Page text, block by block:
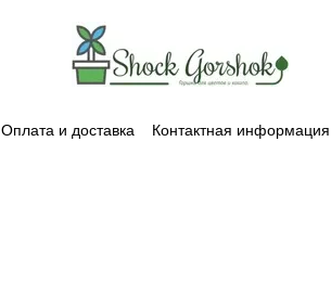
Оплата и доставка Контактная информация